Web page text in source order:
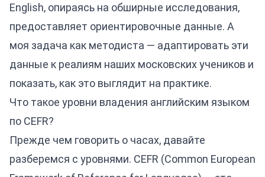
English, опираясь на обширные исследования,
предоставляет ориентировочные данные. А
моя задача как методиста — адаптировать эти
данные к реалиям наших московских учеников и
показать, как это выглядит на практике.
Что такое уровни владения английским языком
по CEFR?
Прежде чем говорить о часах, давайте
разберемся с уровнями. CEFR (Common European